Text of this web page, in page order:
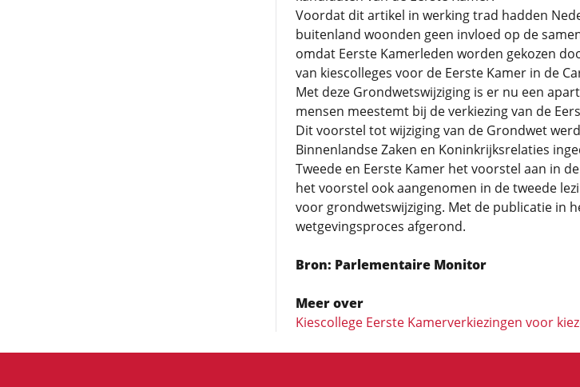
Voordat dit artikel in werking trad hadden
buitenland woonden geen invloed op de
omdat Eerste Kamerleden worden gekozen
van kiescolleges voor de Eerste Kamer in de
Met deze Grondwetswijziging is er nu een
mensen meestemt bij de verkiezing van de
Dit voorstel tot wijziging van de Grondwet
Binnenlandse Zaken en Koninkrijksrelaties
Tweede en Eerste Kamer het voorstel aan in
het voorstel ook aangenomen in de tweede
voor grondwetswijziging. Met de publicatie in
wetgevingsproces afgerond.
Bron: Parlementaire Monitor
Meer over
Kiescollege Eerste Kamerverkiezingen voor